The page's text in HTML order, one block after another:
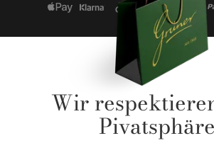
* Alle Preise inkl. gesetzl. Mehrwertsteuer zzgl.
Nachnahmegebühren, wenn nicht
Diese Website ist durch reCAPTCHA
Wir